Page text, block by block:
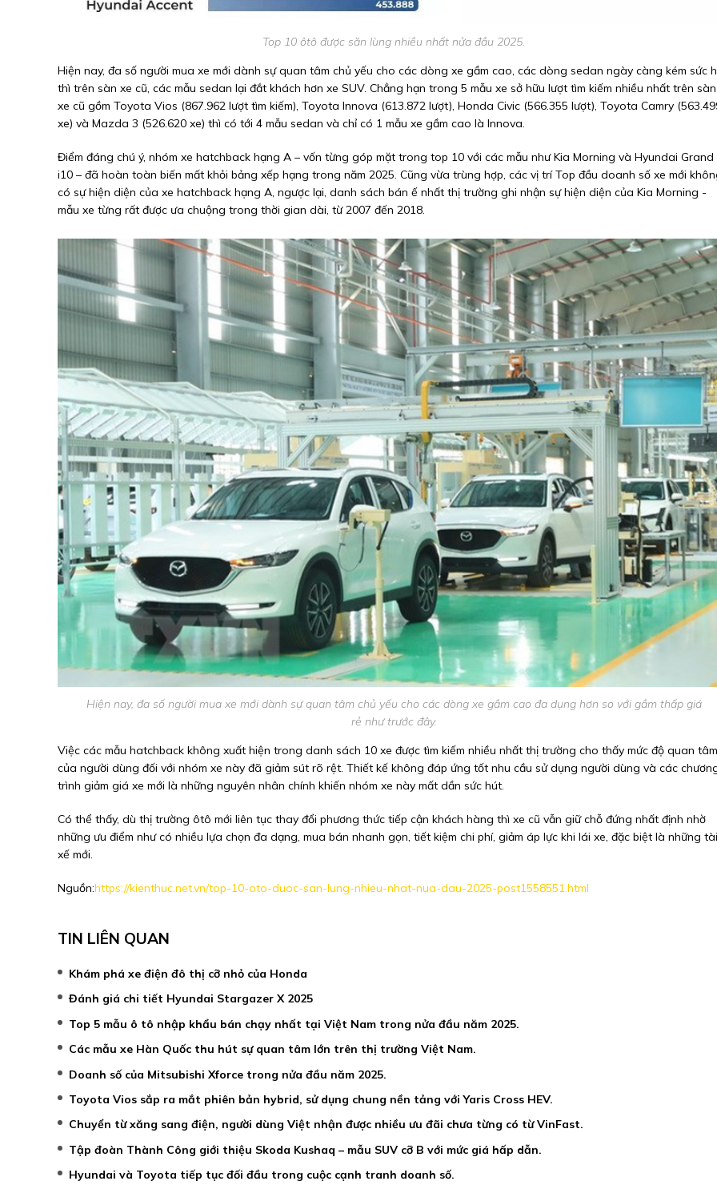
Top 10 ôtô được săn lùng nhiều nhất nửa đầu 2025.
Hiện nay, đa số người mua xe mới dành sự quan tâm chủ yếu cho các dòng xe gầm cao, các dòng sedan ngày càng kém sức
thì trên sàn xe cũ, các mẫu sedan lại đắt khách hơn xe SUV. Chẳng hạn trong 5 mẫu xe sở hữu lượt tìm kiếm nhiều nhất trên sàn
xe cũ gồm Toyota Vios (867.962 lượt tìm kiếm), Toyota Innova (613.872 lượt), Honda Civic (566.355 lượt), Toyota Camry
xe) và Mazda 3 (526.620 xe) thì có tới 4 mẫu sedan và chỉ có 1 mẫu xe gầm cao là Innova.
Điểm đáng chú ý, nhóm xe hatchback hạng A – vốn từng góp mặt trong top 10 với các mẫu như Kia Morning và Hyundai Grand
i10 – đã hoàn toàn biến mất khỏi bảng xếp hạng trong năm 2025. Cũng vừa trùng hợp, các vị trí Top đầu doanh số xe mới
có sự hiện diện của xe hatchback hạng A, ngược lại, danh sách bán ế nhất thị trường ghi nhận sự hiện diện của Kia Morning -
mẫu xe từng rất được ưa chuộng trong thời gian dài, từ 2007 đến 2018.
Hiện nay, đa số người mua xe mới dành sự quan tâm chủ yếu cho các dòng xe gầm cao đa dụng hơn so với gầm thấp giá
rẻ như trước đây.
Việc các mẫu hatchback không xuất hiện trong danh sách 10 xe được tìm kiếm nhiều nhất thị trường cho thấy mức độ quan tâm
của người dùng đối với nhóm xe này đã giảm sút rõ rệt. Thiết kế không đáp ứng tốt nhu cầu sử dụng người dùng và các
trình giảm giá xe mới là những nguyên nhân chính khiến nhóm xe này mất dần sức hút.
Có thể thấy, dù thị trường ôtô mới liên tục thay đổi phương thức tiếp cận khách hàng thì xe cũ vẫn giữ chỗ đứng nhất định nhờ
những ưu điểm như có nhiều lựa chọn đa dạng, mua bán nhanh gọn, tiết kiệm chi phí, giảm áp lực khi lái xe, đặc biệt là những tài
xế mới.
Nguồn:https://kienthuc.net.vn/top-10-oto-duoc-san-lung-nhieu-nhat-nua-dau-2025-post1558551.html
TIN LIÊN QUAN
Khám phá xe điện đô thị cỡ nhỏ của Honda
Đánh giá chi tiết Hyundai Stargazer X 2025
Top 5 mẫu ô tô nhập khẩu bán chạy nhất tại Việt Nam trong nửa đầu năm 2025.
Các mẫu xe Hàn Quốc thu hút sự quan tâm lớn trên thị trường Việt Nam.
Doanh số của Mitsubishi Xforce trong nửa đầu năm 2025.
Toyota Vios sắp ra mắt phiên bản hybrid, sử dụng chung nền tảng với Yaris Cross HEV.
Chuyển từ xăng sang điện, người dùng Việt nhận được nhiều ưu đãi chưa từng có từ VinFast.
Tập đoàn Thành Công giới thiệu Skoda Kushaq – mẫu SUV cỡ B với mức giá hấp dẫn.
Hyundai và Toyota tiếp tục đối đầu trong cuộc cạnh tranh doanh số.